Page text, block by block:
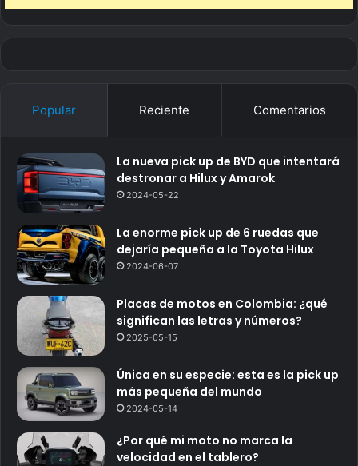
Popular Reciente Comentarios
La nueva pick up de BYD que intentará
destronar a Hilux y Amarok
2024-05-22
La enorme pick up de 6 ruedas que
dejaría pequeña a la Toyota Hilux
2024-06-07
Placas de motos en Colombia: ¿qué
significan las letras y números?
2025-05-15
Única en su especie: esta es la pick up
más pequeña del mundo
2024-05-14
¿Por qué mi moto no marca la
velocidad en el tablero?